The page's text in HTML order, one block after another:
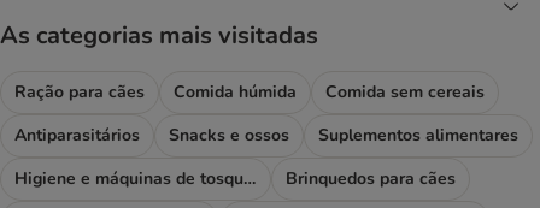
As categorias mais visitadas
Ração para cães Comida húmida
Comida sem cereais
Antiparasitários
Snacks e ossos
Suplementos alimentares
Higiene e máquinas de tosquiar
Brinquedos para cães